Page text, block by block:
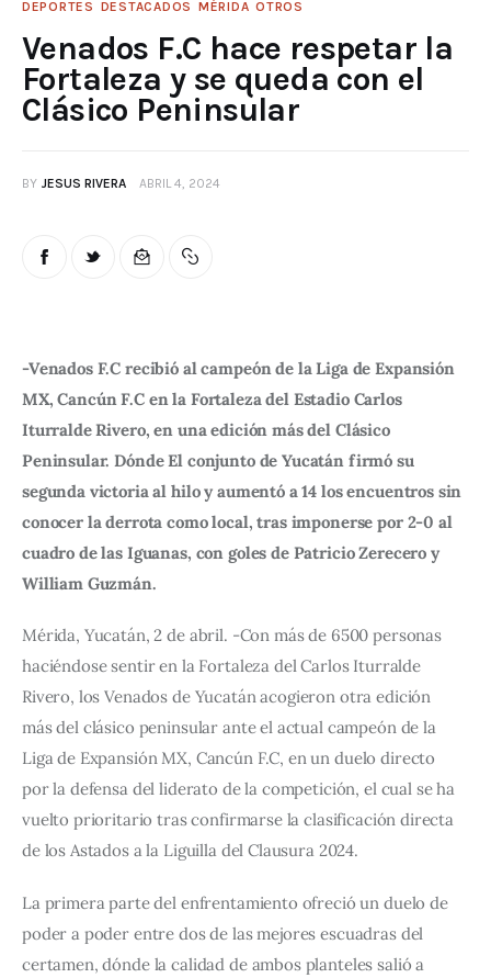
DEPORTES DESTACADOS MÉRIDA OTROS
Venados F.C hace respetar la
Fortaleza y se queda con el
Clásico Peninsular
BY JESUS RIVERA ABRIL 4, 2024
-Venados F.C recibió al campeón de la Liga de Expansión
MX, Cancún F.C en la Fortaleza del Estadio Carlos
Iturralde Rivero, en una edición más del Clásico
Peninsular. Dónde El conjunto de Yucatán firmó su
segunda victoria al hilo y aumentó a 14 los encuentros sin
conocer la derrota como local, tras imponerse por 2-0 al
cuadro de las Iguanas, con goles de Patricio Zerecero y
William Guzmán.
Mérida, Yucatán, 2 de abril. -Con más de 6500 personas
haciéndose sentir en la Fortaleza del Carlos Iturralde
Rivero, los Venados de Yucatán acogieron otra edición
más del clásico peninsular ante el actual campeón de la
Liga de Expansión MX, Cancún F.C, en un duelo directo
por la defensa del liderato de la competición, el cual se ha
vuelto prioritario tras confirmarse la clasificación directa
de los Astados a la Liguilla del Clausura 2024.
La primera parte del enfrentamiento ofreció un duelo de
poder a poder entre dos de las mejores escuadras del
certamen, dónde la calidad de ambos planteles salió a